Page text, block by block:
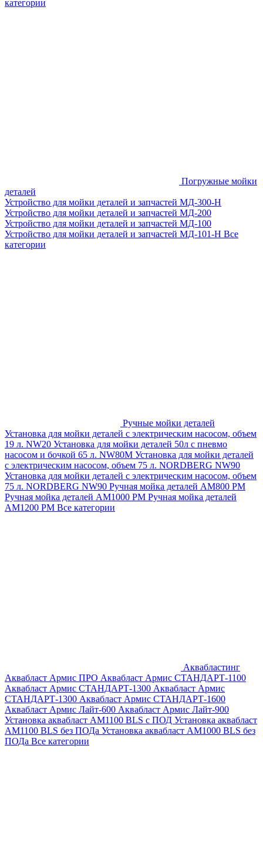
категории
Погружные мойки
деталей
Устройство для мойки деталей и запчастей МД-300-H
Устройство для мойки деталей и запчастей МД-200
Устройство для мойки деталей и запчастей МД-100
Устройство для мойки деталей и запчастей МД-101-Н Все
категории
Ручные мойки деталей
Установка для мойки деталей с электрическим насосом, объем
19 л. NW20 Установка для мойки деталей 50л с пневмо
насосом и бочкой 65 л. NW80M Установка для мойки деталей
с электрическим насосом, объем 75 л. NORDBERG NW90
Установка для мойки деталей с электрическим насосом, объем
75 л. NORDBERG NW90 Ручная мойка деталей АМ800 РМ
Ручная мойка деталей АМ1000 РМ Ручная мойка деталей
АМ1200 РМ Все категории
Аквабластинг
Аквабласт Армис ПРО Аквабласт Армис СТАНДАРТ-1100
Аквабласт Армис СТАНДАРТ-1300 Аквабласт Армис
СТАНДАРТ-1300 Аквабласт Армис СТАНДАРТ-1600
Аквабласт Армис Лайт-600 Аквабласт Армис Лайт-900
Установка аквабласт AM1100 BLS с ПОД Установка аквабласт
AM1100 BLS без ПОДа Установка аквабласт AM1000 BLS без
ПОДа Все категории